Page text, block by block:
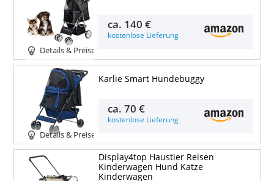
Details & Preise
ca. 140 €
kostenlose Lieferung
Details & Preise
Karlie Smart Hundebuggy
ca.70 €
kostenlose Lieferung
Display4top Haustier Reisen
Kinderwagen Hund Katze
Kinderwagen